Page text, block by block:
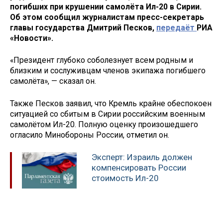
погибших при крушении самолёта Ил-20 в Сирии.
Об этом сообщил журналистам пресс-секретарь
главы государства Дмитрий Песков, передаёт РИА
«Новости».
«Президент глубоко соболезнует всем родным и
близким и сослуживцам членов экипажа погибшего
самолёта», — сказал он.
Также Песков заявил, что Кремль крайне обеспокоен
ситуацией со сбитым в Сирии российским военным
самолётом Ил-20. Полную оценку произошедшего
огласило Минобороны России, отметил он.
Эксперт: Израиль должен
компенсировать России
стоимость Ил-20